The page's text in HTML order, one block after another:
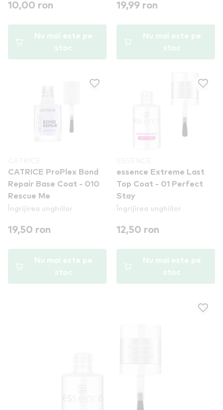
10,00 ron
Nu mai este pe
stoc
19,99 ron
Nu mai este pe
stoc
CATRICE ProPlex Bond
Repair Base Coat - 010
Rescue Me
Îngrijirea unghiilor
19,50 ron
Nu mai este pe
stoc
essence Extreme Last
Top Coat - 01 Perfect
Stay
Îngrijirea unghiilor
12,50 ron
Nu mai este pe
stoc